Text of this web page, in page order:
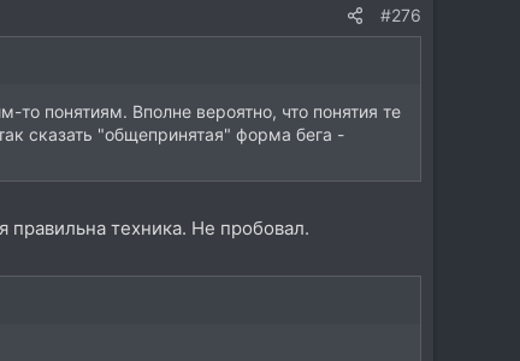
#276
понятиям. Вполне вероятно, что понятия те
сказать "общепринятая" форма бега -
правильна техника. Не пробовал.